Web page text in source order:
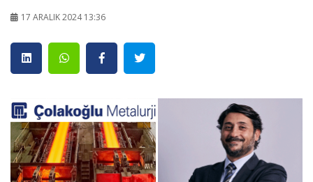
17 ARALIK 2024 13:36